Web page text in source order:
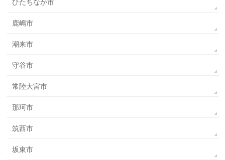
ひたちなか市
鹿嶋市
潮来市
守谷市
常陸大宮市
那珂市
筑西市
坂東市